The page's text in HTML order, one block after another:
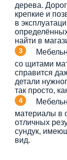
дерева.
крепкие и
в
найти в
со щитами
справится
детали
так просто,
материалы в
отличных
сундук,
вид.